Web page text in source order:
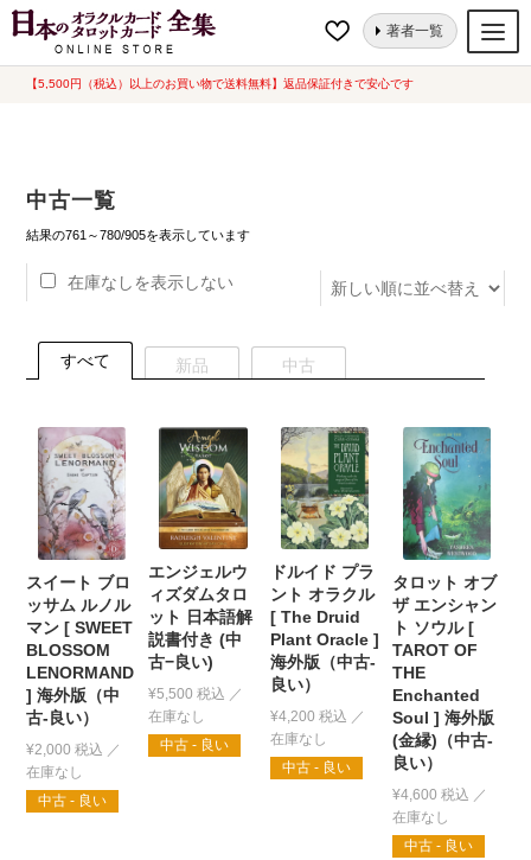
【5,500円（税込）以上のお買い物で送料無料】返品保証付きで安心です
ナ
コ
著者一覧
オラクルカード
ルノルマンカード
トランプ
セット
希少品
書籍
カード関連グッズ
ホーム 中古一覧 ページ 39
中古一覧
結果の761～780/905を表示しています新
在庫なしを表示しない
すべて 新品 中古
スイート ブロ
ッサム ルノル
マン [ SWEET
BLOSSOM
LENORMAND
] 海外版（中
古-良い）
¥2,000 税込
中古 - 良い
エンジェルウ
ィズダムタロ
ット 日本語解
説書付き (中
古−良い)
¥5,500 税込
中古 - 良い
ドルイド プラ
ント オラクル
[ The Druid
Plant Oracle ]
海外版（中古-
良い）
¥4,200 税込
中古 - 良い
タロット オブ
ザ エンシャン
ト ソウル [
TAROT OF
THE
Enchanted
Soul ] 海外版
(金縁)（中古-
良い）
¥4,600 税込
中古 - 良い